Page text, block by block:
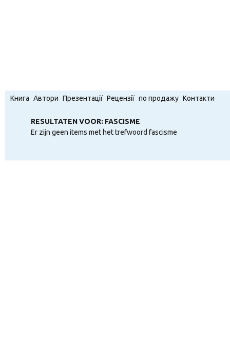
Книга Автори Презентації Рецензії по продажу Контакти
RESULTATEN VOOR: FASCISME
Er zijn geen items met het trefwoord fascisme